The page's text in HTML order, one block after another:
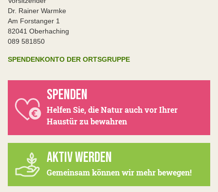
Dr. Rainer Warmke
Am Forstanger 1
82041 Oberhaching
089 581850
SPENDENKONTO DER ORTSGRUPPE
SPENDEN
Helfen Sie, die Natur auch vor Ihrer
Haustür zu bewahren
AKTIV WERDEN
Gemeinsam können wir mehr bewegen!